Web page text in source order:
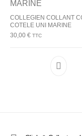
COLLEGIEN COLLANT
COTELE UNI MARINE
30,00€ TTC
Ce